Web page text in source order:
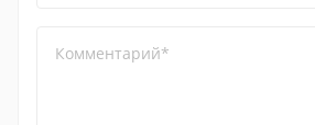
Комментарий*